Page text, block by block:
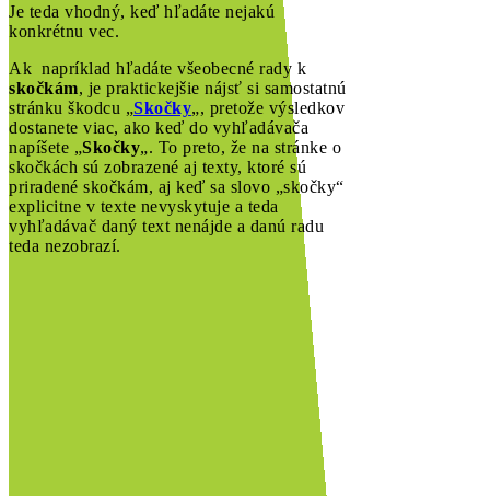
Je teda vhodný, keď hľadáte nejakú
konkrétnu vec.
Ak napríklad hľadáte všeobecné rady k
skočkám, je praktickejšie nájsť si samostatnú
stránku škodcu „Skočky„, pretože výsledkov
dostanete viac, ako keď do vyhľadávača
napíšete „Skočky„. To preto, že na stránke o
skočkách sú zobrazené aj texty, ktoré sú
priradené skočkám, aj keď sa slovo „skočky“
explicitne v texte nevyskytuje a teda
vyhľadávač daný text nenájde a danú radu
teda nezobrazí.